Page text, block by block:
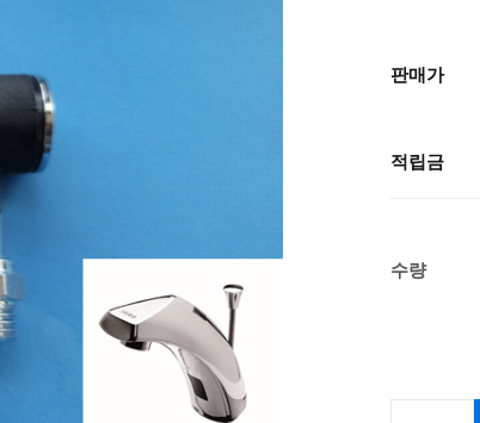
판매가
적립금
수량